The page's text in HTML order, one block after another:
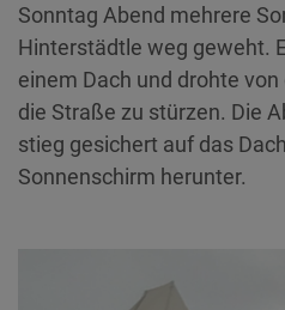
Sonntag Abend mehrere
Hinterstädtle weg geweht.
einem Dach und drohte
die Straße zu stürzen. Die
stieg gesichert auf das
Sonnenschirm herunter.